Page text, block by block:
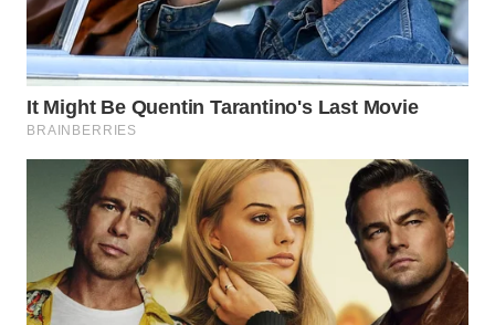
WN
BINJAI
WN
WN
INDRAMAYU
WN
KUNINGAN